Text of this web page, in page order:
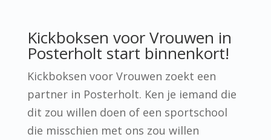
Kickboksen voor Vrouwen in
Posterholt start binnenkort!
Kickboksen voor Vrouwen zoekt een
partner in Posterholt. Ken je iemand die
dit zou willen doen of een sportschool
die misschien met ons zou willen